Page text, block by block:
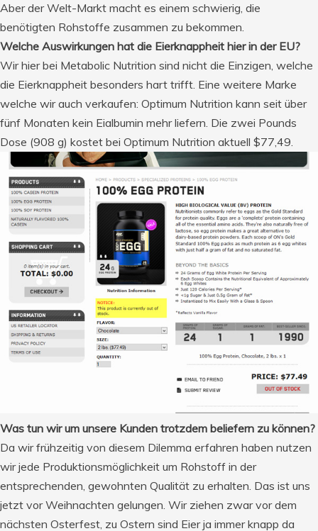
Aber der Welt-Markt macht es einem schwierig, die
benötigten Rohstoffe zusammen zu bekommen.
Welche Auswirkungen hat die Eierknappheit hier in der EU?
Wir hier bei Metabolic Nutrition sind nicht die Einzigen, welche
die Eierknappheit besonders hart trifft. Eine weitere Marke
welche wir auch verkaufen: Optimum Nutrition kann seit über
fünf Monaten kein Eialbumin mehr liefern. Die zwei Pounds
Dose (908 g) kostet bei Optimum Nutrition aktuell $77,49.
Was tun wir um unsere Kunden trotzdem beliefern zu können?
Da wir frühzeitig von diesem Dilemma erfahren haben nutzen
wir jede Produktionsmöglichkeit um Rohstoff in der
entsprechenden, gewohnten Qualität zu erhalten. Das ist uns
jetzt vor Weihnachten gelungen. Wir ziehen zwar vor dem
nächsten Osterfest, zu Ostern sind Eier ja immer knapp da